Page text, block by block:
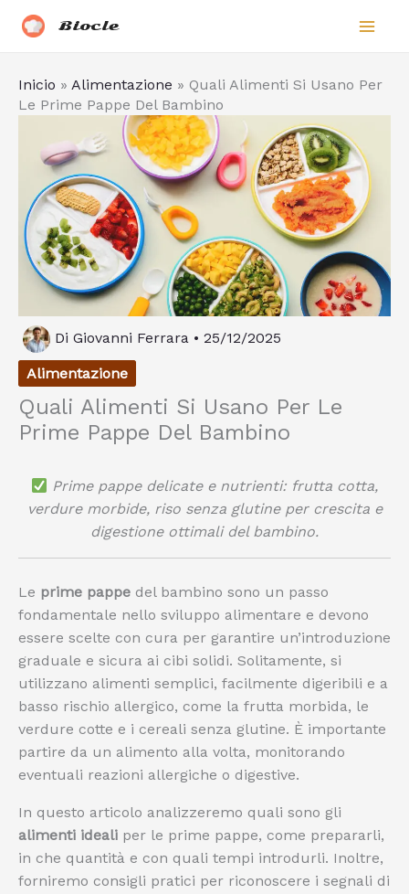
Biocle
Inicio » Alimentazione » Quali Alimenti Si Usano Per
Le Prime Pappe Del Bambino
Di Giovanni Ferrara • 25/12/2025
Alimentazione
Quali Alimenti Si Usano Per Le
Prime Pappe Del Bambino
Prime pappe delicate e nutrienti: frutta cotta,
verdure morbide, riso senza glutine per crescita e
digestione ottimali del bambino.
Le prime pappe del bambino sono un passo
fondamentale nello sviluppo alimentare e devono
essere scelte con cura per garantire un’introduzione
graduale e sicura ai cibi solidi. Solitamente, si
utilizzano alimenti semplici, facilmente digeribili e a
basso rischio allergico, come la frutta morbida, le
verdure cotte e i cereali senza glutine. È importante
partire da un alimento alla volta, monitorando
eventuali reazioni allergiche o digestive.
In questo articolo analizzeremo quali sono gli
alimenti ideali per le prime pappe, come prepararli,
in che quantità e con quali tempi introdurli. Inoltre,
forniremo consigli pratici per riconoscere i segnali di